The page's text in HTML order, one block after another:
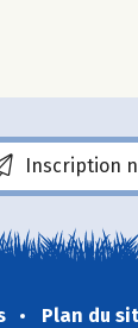
Inscription
Plan du